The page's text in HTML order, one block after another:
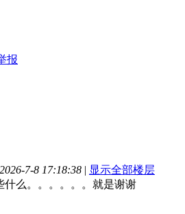
报
7-8 17:18:38 | 显示全部楼层
什么。。。。。。就是谢谢